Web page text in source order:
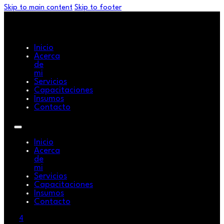
Skip to main content Skip to footer
Inicio
Acerca
de
mi
Servicios
Capacitaciones
Insumos
Contacto
Inicio
Acerca
de
mi
Servicios
Capacitaciones
Insumos
Contacto
4